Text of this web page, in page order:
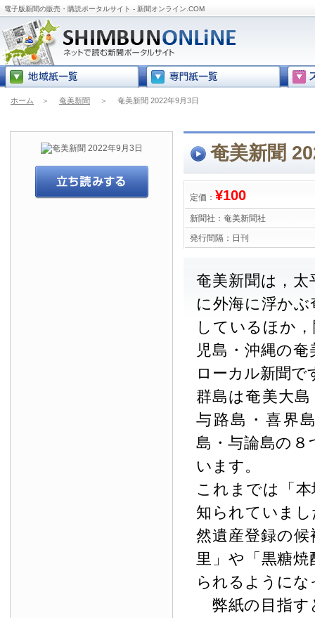
電子版新聞の販売・購読ポータルサイト - 新聞オンライン.COM
ホーム ＞ 奄美新聞 ＞ 奄美新聞 2022年9月3日
奄美新聞
定価： ¥100
新聞社： 奄美新聞社
発行間隔： 日刊
奄美新聞は，
に外海に浮か
しているほか
児島・沖縄の
ローカル新聞で
群島は奄美大
与路島・喜界
島・与論島の
います。
これまでは「
知られていま
然遺産登録の
里」や「黒糖
られるように
弊紙の目指す